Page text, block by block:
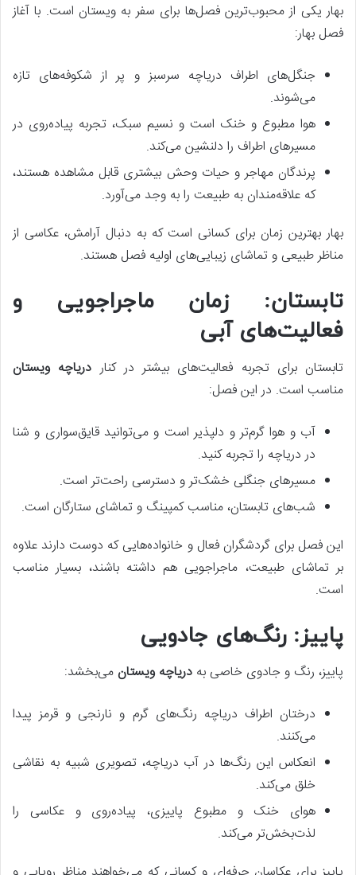
بهار یکی از محبوب‌ترین فصل‌ها برای سفر به ویستان است. با آغاز
فصل بهار:
جنگل‌های اطراف دریاچه سرسبز و پر از شکوفه‌های تازه
می‌شوند.
هوا مطبوع و خنک است و نسیم سبک، تجربه پیاده‌روی در
مسیرهای اطراف را دلنشین می‌کند.
پرندگان مهاجر و حیات وحش بیشتری قابل مشاهده هستند،
که علاقه‌مندان به طبیعت را به وجد می‌آورد.
بهار بهترین زمان برای کسانی است که به دنبال آرامش، عکاسی از
مناظر طبیعی و تماشای زیبایی‌های اولیه فصل هستند.
تابستان: زمان ماجراجویی و
فعالیت‌های آبی
تابستان برای تجربه فعالیت‌های بیشتر در کنار دریاچه ویستان
مناسب است. در این فصل:
آب و هوا گرم‌تر و دلپذیر است و می‌توانید قایق‌سواری و شنا
در دریاچه را تجربه کنید.
مسیرهای جنگلی خشک‌تر و دسترسی راحت‌تر است.
شب‌های تابستان، مناسب کمپینگ و تماشای ستارگان است.
این فصل برای گردشگران فعال و خانواده‌هایی که دوست دارند علاوه
بر تماشای طبیعت، ماجراجویی هم داشته باشند، بسیار مناسب
است.
پاییز: رنگ‌های جادویی
پاییز، رنگ و جادوی خاصی به دریاچه ویستان می‌بخشد:
درختان اطراف دریاچه رنگ‌های گرم و نارنجی و قرمز پیدا
می‌کنند.
انعکاس این رنگ‌ها در آب دریاچه، تصویری شبیه به نقاشی
خلق می‌کند.
هوای خنک و مطبوع پاییزی، پیاده‌روی و عکاسی را
لذت‌بخش‌تر می‌کند.